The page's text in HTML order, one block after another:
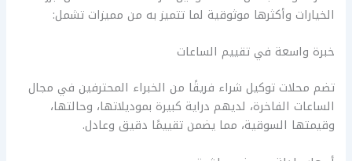
الخيارات وأكثرها موثوقية لما تتميز به من مميزات تشمل:
خبرة واسعة في تقييم الساعات
تضم محلات توكيل شراء فريقًا من الخبراء المحترفين في مجال
الساعات الفاخرة، لديهم دراية كبيرة بموديلاتها، وحالتها،
وقيمتها السوقية، مما يضمن تقييمًا دقيق وعادل.